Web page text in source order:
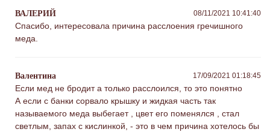
ВАЛЕРИЙ 08/11/2021 10:41:40
Спасибо, интересовала причина расслоения гречишного
меда.
Валентина 17/09/2021 01:18:45
Если мед не бродит а только расслоился, то это понятно
А если с банки сорвало крышку и жидкая часть так
называемого меда выбегает , цвет его поменялся , стал
светлым, запах с кислинкой, - это в чем причина хотелось бы